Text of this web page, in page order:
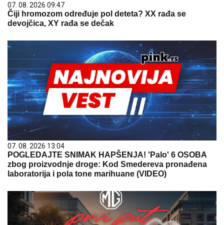
07. 08. 2026 09:47
Čiji hromozom određuje pol deteta? XX rađa se
devojčica, XY rađa se dečak
07. 08. 2026 13:04
POGLEDAJTE SNIMAK HAPŠENJA! 'Palo' 6 OSOBA
zbog proizvodnje droge: Kod Smedereva pronađena
laboratorija i pola tone marihuane (VIDEO)